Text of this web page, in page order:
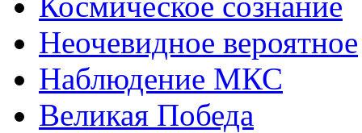
Неочевидное вероятное
Наблюдение МКС
Великая Победа